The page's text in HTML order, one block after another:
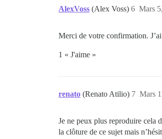
AlexVoss (Alex Voss) Mars
6
Merci de votre confirmation.
1 « J'aime »
renato (Renato Atilio) Mars
7
Je ne peux plus reproduire cela
la clôture de ce sujet mais